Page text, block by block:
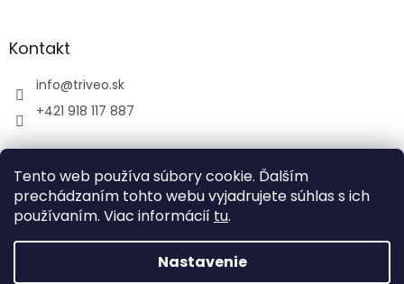
Tento web používa súbory cookie. Ďalším
prechádzaním tohto webu vyjadrujete súhlas s ich
používaním. Viac informácií tu.
Nastavenie
Kontakt
info@triveo.sk
+421 918 117 887
Vytvoril Shoptet
TRIVEO spol. s r.o.